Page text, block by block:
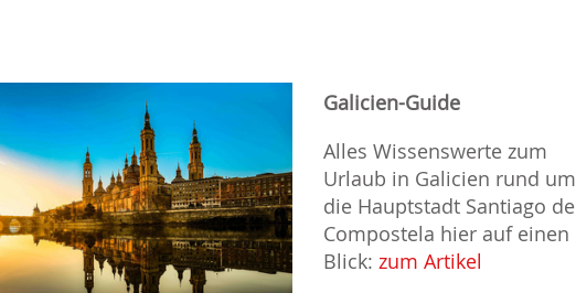
Galicien-Guide
Alles Wissenswerte zum
Urlaub in Galicien rund um
die Hauptstadt Santiago de
Compostela hier auf einen
Blick: zum Artikel